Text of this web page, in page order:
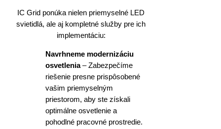
IC Grid ponúka nielen priemyselné LED
svietidlá, ale aj kompletné služby pre ich
implementáciu:
Navrhneme modernizáciu
osvetlenia– Zabezpečíme
riešenie presne prispôsobené
vašim priemyselným
priestorom, aby ste získali
optimálne osvetlenie a
pohodlné pracovné prostredie.